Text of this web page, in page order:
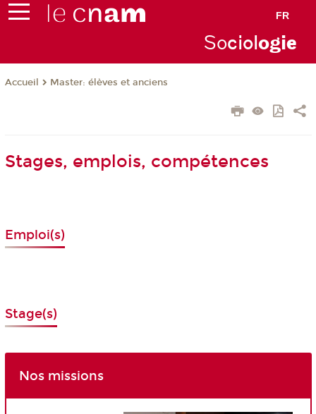
FR
Sociologie
Accueil Master: élèves et anciens
Stages, emplois, compétences
Emploi(s)
Stage(s)
Nos missions